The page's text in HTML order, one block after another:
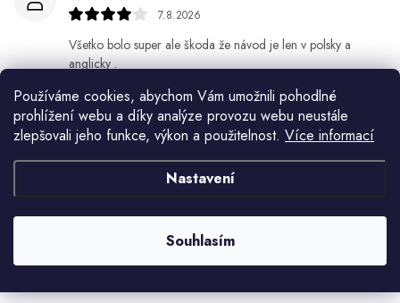
Používáme cookies, abychom Vám umožnili pohodlné
prohlížení webu a díky analýze provozu webu neustále
zlepšovali jeho funkce, výkon a použitelnost. Více informací
Nastavení
Souhlasím
7.8.2026
Všetko bolo super ale škoda že návod je len v polsky a
anglicky .
Gabriela Březinová Vágnerová
5.8.2026
Velmi rychlé odeslání. Spokojenost
5.8.2026
Je sice větší ale vypadá dobře